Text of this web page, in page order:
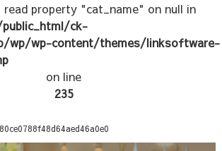
property "cat_name" on null in
ck-
wp/wp-content/themes/linksoftware-
on line
235